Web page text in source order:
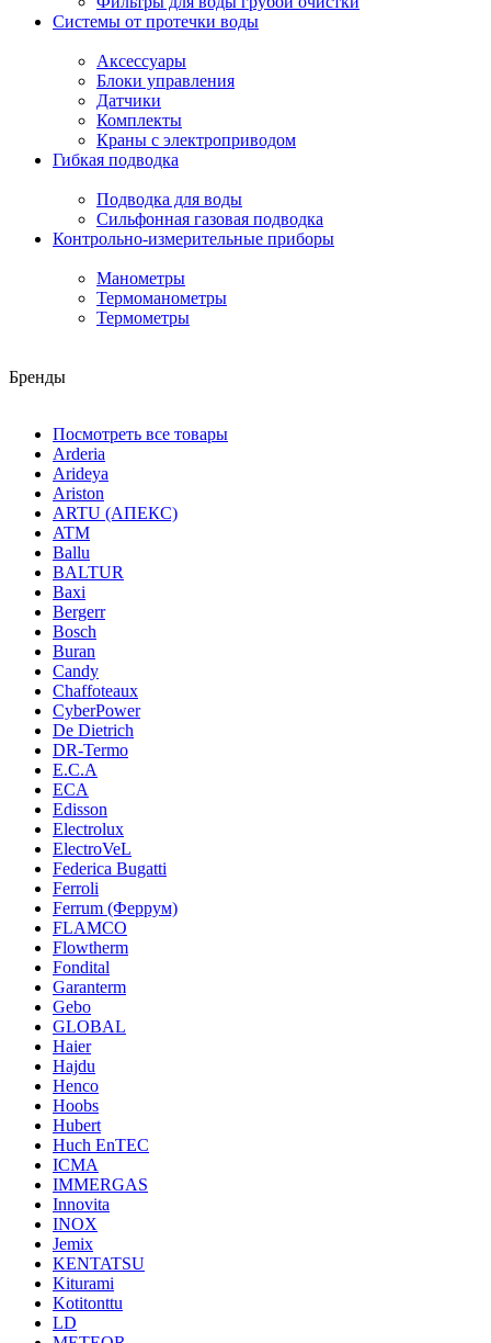
Системы от протечки воды
Аксессуары
Блоки управления
Датчики
Комплекты
Краны с электроприводом
Гибкая подводка
Подводка для воды
Сильфонная газовая подводка
Контрольно-измерительные приборы
Манометры
Термоманометры
Термометры
Бренды
Посмотреть все товары
Arderia
Arideya
Ariston
ARTU (АПЕКС)
ATM
Ballu
BALTUR
Baxi
Bergerr
Bosch
Buran
Candy
Chaffoteaux
CyberPower
De Dietrich
DR-Termo
E.C.A
ECA
Edisson
Electrolux
ElectroVeL
Federica Bugatti
Ferroli
Ferrum (Феррум)
FLAMCO
Flowtherm
Fondital
Garanterm
Gebo
GLOBAL
Haier
Hajdu
Henco
Hoobs
Hubert
Huch EnTEC
ICMA
IMMERGAS
Innovita
INOX
Jemix
KENTATSU
Kiturami
Kotitonttu
LD